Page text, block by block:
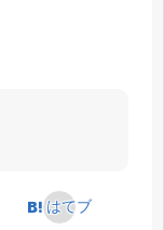
はてブ